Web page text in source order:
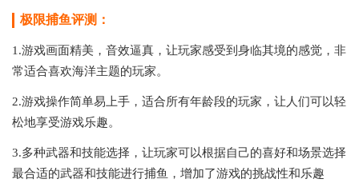
极限捕鱼评测：
1.游戏画面精美，音效逼真，让玩家感受到身临其境的感觉，非
常适合喜欢海洋主题的玩家。
2.游戏操作简单易上手，适合所有年龄段的玩家，让人们可以轻
松地享受游戏乐趣。
3.多种武器和技能选择，让玩家可以根据自己的喜好和场景选择
最合适的武器和技能进行捕鱼，增加了游戏的挑战性和乐趣